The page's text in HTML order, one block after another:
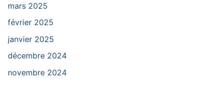
mars 2025
février 2025
janvier 2025
décembre 2024
novembre 2024